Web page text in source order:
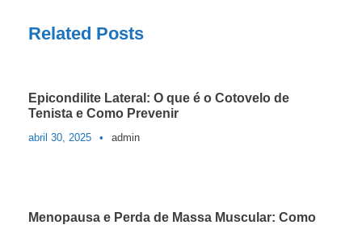
Related Posts
Epicondilite Lateral: O que é o Cotovelo de
Tenista e Como Prevenir
abril 30, 2025 • admin
Menopausa e Perda de Massa Muscular: Como